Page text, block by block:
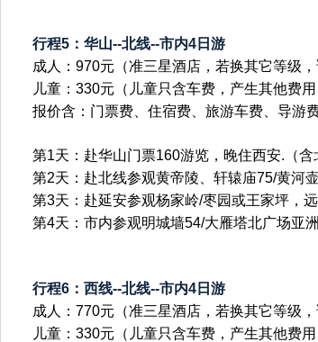
行程5：华山--北线--市内4日游
成人：970元（准三星酒店，若换其它等级，
儿童：330元（儿童只含车费，产生其他费用
报价含：门票费、住宿费、旅游车费、导游
第1天：赴华山门票160游览，晚住西安.（
第2天：赴北线参观黄帝陵、轩辕庙75/黄河
第3天：赴延安参观杨家岭/枣园或王家坪，
第4天：市内参观明城墙54/大雁塔北广场亚
行程6：西线--北线--市内4日游
成人：770元（准三星酒店，若换其它等级，
儿童：330元（儿童只含车费，产生其他费用